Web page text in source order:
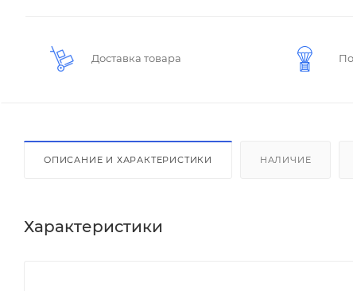
Доставка товара
ОПИСАНИЕ И ХАРАКТЕРИСТИКИ НАЛИЧИЕ
Характеристики